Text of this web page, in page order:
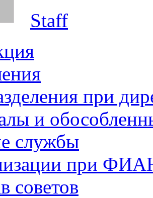
Staff
при
и
службы
при
советов